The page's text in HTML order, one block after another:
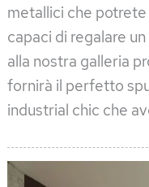
metallici che
capaci di regalare
alla nostra galleria
fornirà il perfetto
industrial chic che